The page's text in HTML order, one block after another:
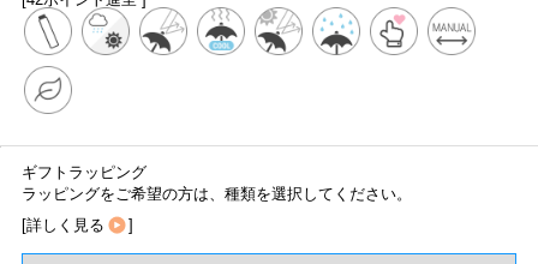
ギフトラッピング
ラッピングをご希望の方は、種類を選択してください。
[詳しく見る ]